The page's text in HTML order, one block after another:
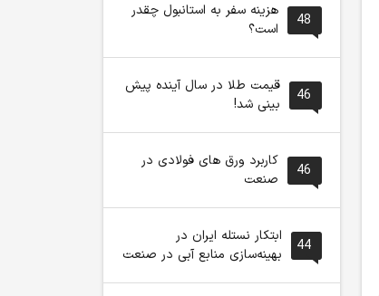
48
هزینه سفر به استانبول چقدر
است؟
46
قیمت طلا در سال آینده پیش
بینی شد!
46
کاربرد ورق های فولادی در
صنعت
44
ابتکار نستله ایران در
بهینه‌سازی منابع آبی در صنعت